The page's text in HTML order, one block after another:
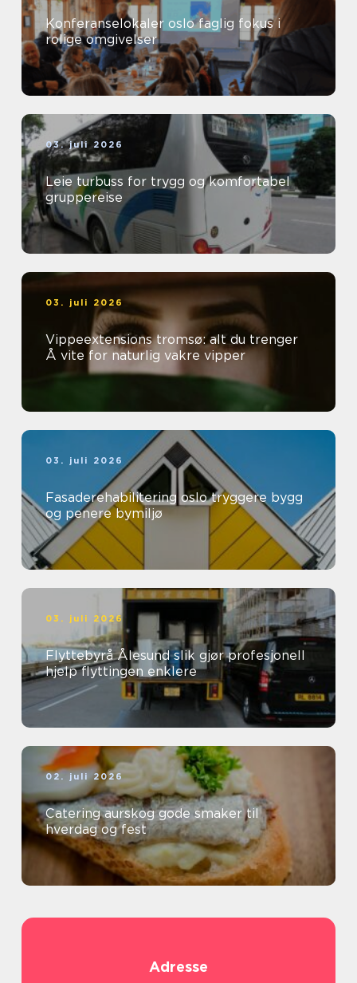
Konferanselokaler oslo faglig fokus i
rolige omgivelser
03. juli 2026
Leie turbuss for trygg og komfortabel
gruppereise
03. juli 2026
Vippeextensions tromsø: alt du trenger
Å vite for naturlig vakre vipper
03. juli 2026
Fasaderehabilitering oslo tryggere bygg
og penere bymiljø
03. juli 2026
Flyttebyrå Ålesund slik gjør profesjonell
hjelp flyttingen enklere
02. juli 2026
Catering aurskog gode smaker til
hverdag og fest
Adresse